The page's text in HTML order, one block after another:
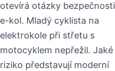
otevírá otázky bezpečnosti
e-kol. Mladý cyklista na
elektrokole při střetu s
motocyklem nepřežil. Jaké
riziko představují moderní